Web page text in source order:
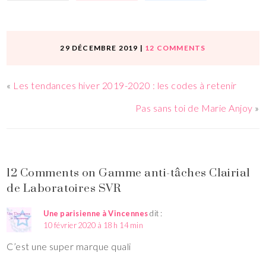
29 DÉCEMBRE 2019 | 12 COMMENTS
« Les tendances hiver 2019-2020 : les codes à retenir
Pas sans toi de Marie Anjoy »
12 Comments on Gamme anti-tâches Clairial
de Laboratoires SVR
Une parisienne à Vincennesdit :
10 février 2020 à 18 h 14 min
C’est une super marque quali